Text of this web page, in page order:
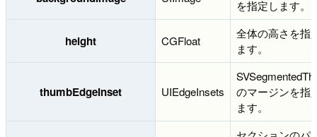
を指定します。
height CGFloat
全体の高さを指
ます。
thumbEdgeInset UIEdgeInsets
のマージンを指
ます。